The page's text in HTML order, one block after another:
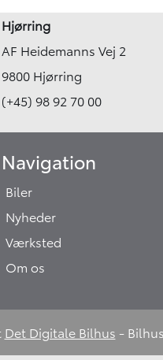
Hjørring
AF Heidemanns Vej 2
9800 Hjørring
(+45) 98 92 70 00
Navigation
Biler
Nyheder
Værksted
Om os
Det Digitale Bilhus -